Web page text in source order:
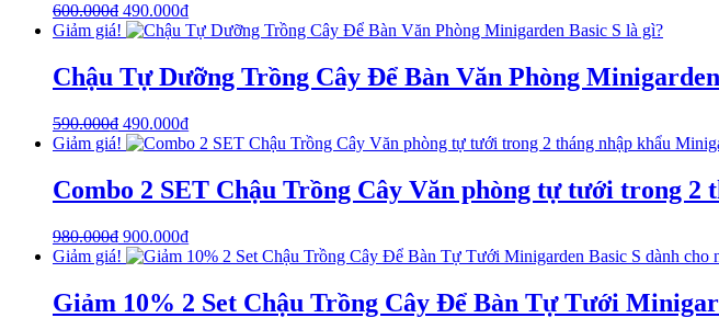
600.000₫ 490.000₫
Giảm giá!
Chậu Tự Dưỡng Trồng Cây Để Bàn Văn Phòng
590.000₫ 490.000₫
Giảm giá!
Combo 2 SET Chậu Trồng Cây Văn phòng tự tưới trong 2
980.000₫ 900.000₫
Giảm giá!
Giảm 10% 2 Set Chậu Trồng Cây Để Bàn Tự Tưới